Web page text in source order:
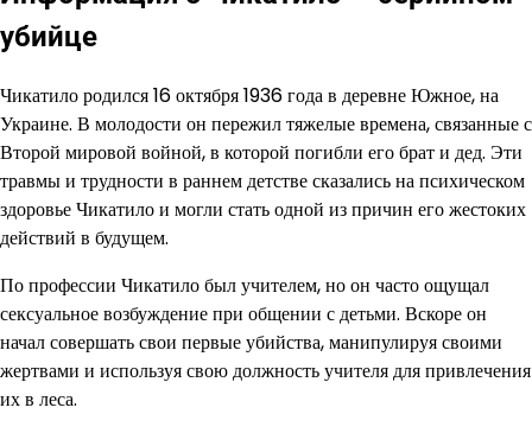
убийце
Чикатило родился 16 октября 1936 года в деревне Южное, на
Украине. В молодости он пережил тяжелые времена, связанные с
Второй мировой войной, в которой погибли его брат и дед. Эти
травмы и трудности в раннем детстве сказались на психическом
здоровье Чикатило и могли стать одной из причин его жестоких
действий в будущем.
По профессии Чикатило был учителем, но он часто ощущал
сексуальное возбуждение при общении с детьми. Вскоре он
начал совершать свои первые убийства, манипулируя своими
жертвами и используя свою должность учителя для привлечения
их в леса.